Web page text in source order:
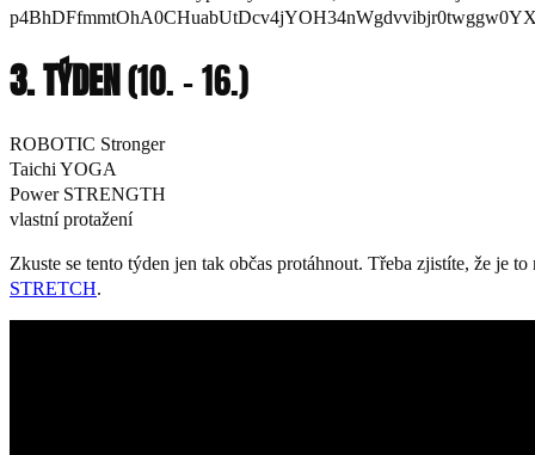
3. TÝDEN(10. – 16.)
ROBOTIC Stronger
Taichi YOGA
Power STRENGTH
vlastní protažení
Zkuste se tento týden jen tak občas protáhnout. Třeba zjistíte, že je
STRETCH.